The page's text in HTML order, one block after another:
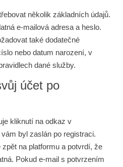
několik základních údajů.
e-mailová adresa a heslo.
také dodatečné
nebo datum narození, v
dané služby.
účet po
kliknutí na odkaz v
byl zaslán po registraci.
na platformu a potvrdí, že
Pokud e-mail s potvrzením